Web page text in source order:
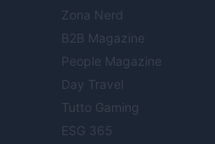
Zona Nerd
B2B Magazine
People Magazine
Day Travel
Tutto Gaming
ESG 365